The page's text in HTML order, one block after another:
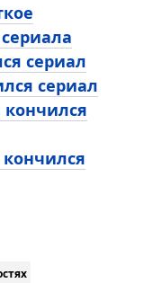
сериал
сериал